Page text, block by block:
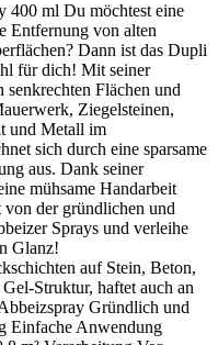
ml Du möchtest eine
Entfernung von alten
Dann ist das Dupli
für dich! Mit seiner
senkrechten Flächen und
Ziegelsteinen,
und Metall im
sich durch eine sparsame
aus. Dank seiner
mühsame Handarbeit
von der gründlichen und
Sprays und verleihe
Glanz!
auf Stein, Beton,
Struktur, haftet auch an
Gründlich und
Einfache Anwendung